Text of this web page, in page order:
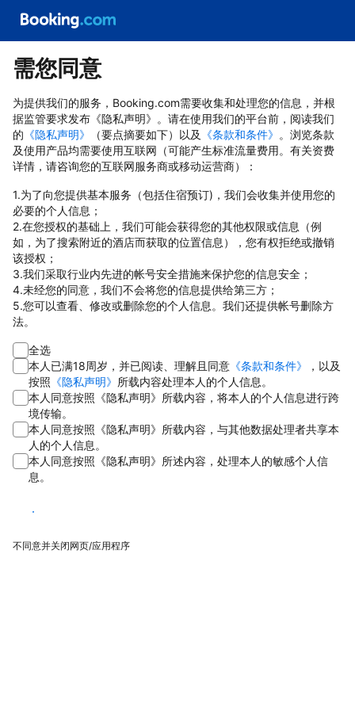
需您同意
为提供我们的服务，Booking.com需要收集和处理您的信息，并根
据监管要求发布《隐私声明》。请在使用我们的平台前，阅读我们
的 《隐私声明》 （要点摘要如下）以及 《条款和条件》 。浏览条款
及使用产品均需要使用互联网（可能产生标准流量费用。有关资费
详情，请咨询您的互联网服务商或移动运营商）：
1.为了向您提供基本服务（包括住宿预订)，我们会收集并使用您的
必要的个人信息；
2.在您授权的基础上，我们可能会获得您的其他权限或信息（例
如，为了搜索附近的酒店而获取的位置信息），您有权拒绝或撤销
该授权；
3.我们采取行业内先进的帐号安全措施来保护您的信息安全；
4.未经您的同意，我们不会将您的信息提供给第三方；
5.您可以查看、修改或删除您的个人信息。我们还提供帐号删除方
法。
全选
本人已满18周岁，并已阅读、理解且同意 《条款和条件》
，以及
按照 《隐私声明》 所载内容处理本人的个人信息。
本人同意按照《隐私声明》所载内容，将本人的个人信息进行跨
境传输。
本人同意按照《隐私声明》所载内容，与其他数据处理者共享本
人的个人信息。
本人同意按照《隐私声明》所述内容，处理本人的敏感个人信
息。
同意
不同意并关闭网页/应用程序